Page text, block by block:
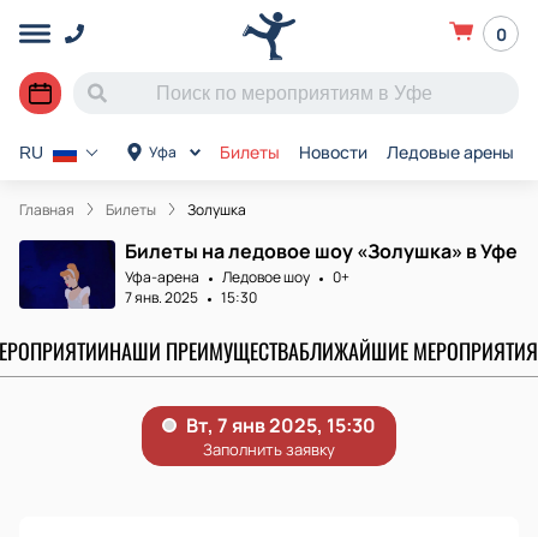
0
Уфа Билеты Новости Ледовые арены
RU
Главная Билеты Золушка
Билеты на ледовое шоу «Золушка» в Уфе
Уфа-арена Ледовое шоу
0+
7 янв. 2025
15:30
НАШИ ПРЕИМУЩЕСТВАБЛИЖАЙШИЕ МЕРОПРИЯТИЯ